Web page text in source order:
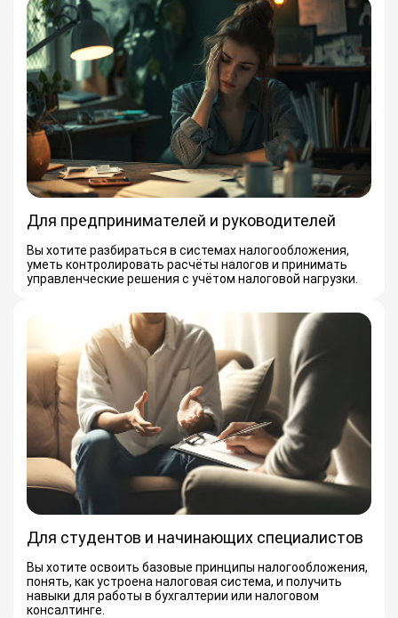
Для предпринимателей и руководителей
Вы хотите разбираться в системах налогообложения,
уметь контролировать расчёты налогов и принимать
управленческие решения с учётом налоговой нагрузки.
Для студентов и начинающих специалистов
Вы хотите освоить базовые принципы налогообложения,
понять, как устроена налоговая система, и получить
навыки для работы в бухгалтерии или налоговом
консалтинге.